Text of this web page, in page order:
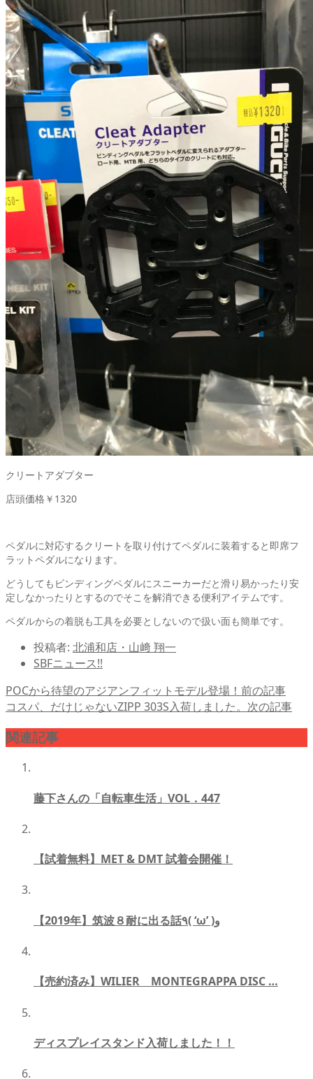
クリートアダプター
店頭価格￥1320
ペダルに対応するクリートを取り付けてペダルに装着すると即席フ
ラットペダルになります。
どうしてもビンディングペダルにスニーカーだと滑り易かったり安
定しなかったりとするのでそこを解消できる便利アイテムです。
ペダルからの着脱も工具を必要としないので扱い面も簡単です。
投稿者: 北浦和店・山﨑 翔一
SBFニュース!!
POCから待望のアジアンフィットモデル登場！ 前の記事
コスパ、だけじゃないZIPP 303S入荷しました。 次の記事
関連記事
藤下さんの「自転車生活」VOL．447
【試着無料】MET & DMT 試着会開催！
【2019年】筑波８耐に出る話٩( ‘ω’ )و
【売約済み】WILIER MONTEGRAPPA DISC …
ディスプレイスタンド入荷しました！！